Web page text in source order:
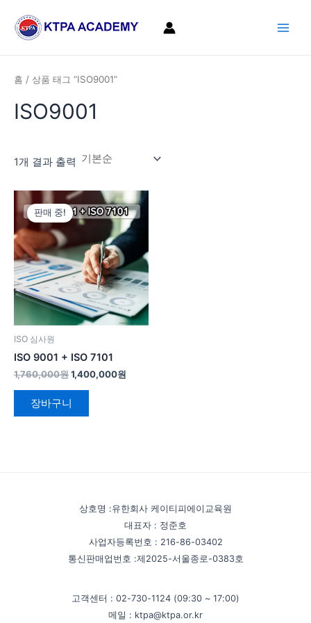
홈 / 상품 태그 “ISO9001”
ISO9001
1개 결과 출력
판매 중!
ISO 심사원
ISO 9001 + ISO 7101
1,760,000원
원
래
가
1,760,000
원.
1,400,000원
재
가
격:
1,400,000
장바구니
상호명 :유한회사 케이티피에이교육원
대표자 : 정준호
사업자등록번호 : 216-86-03402
통신판매업번호 :제2025-서울종로-0383호
고객센터 : 02-730-1124 (09:30 ~ 17:00)
메일 : ktpa@ktpa.or.kr